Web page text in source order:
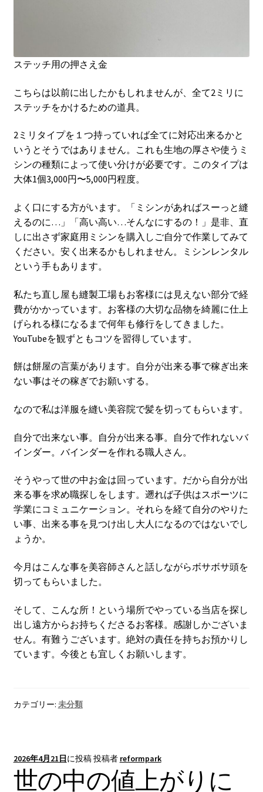
ステッチ用の押さえ金
こちらは以前に出したかもしれませんが、全て2ミリに
ステッチをかけるための道具。
2ミリタイプを１つ持っていれば全てに対応出来るかと
いうとそうではありません。これも生地の厚さや使うミ
シンの種類によって使い分けが必要です。このタイプは
大体1個3,000円〜5,000円程度。
よく口にする方がいます。「ミシンがあればスーっと縫
えるのに…」「高い高い…そんなにするの！」是非、直
しに出さず家庭用ミシンを購入しご自分で作業してみて
ください。安く出来るかもしれません。ミシンレンタル
という手もあります。
私たち直し屋も縫製工場もお客様には見えない部分で経
費がかかっています。お客様の大切な品物を綺麗に仕上
げられる様になるまで何年も修行をしてきました。
YouTubeを観ずともコツを習得しています。
餅は餅屋の言葉があります。自分が出来る事で稼ぎ出来
ない事はその稼ぎでお願いする。
なので私は洋服を縫い美容院で髪を切ってもらいます。
自分で出来ない事。自分が出来る事。自分で作れないバ
インダー。バインダーを作れる職人さん。
そうやって世の中お金は回っています。だから自分が出
来る事を求め職探しをします。遡れば子供はスポーツに
学業にコミュニケーション。それらを経て自分のやりた
い事、出来る事を見つけ出し大人になるのではないでし
ょうか。
今月はこんな事を美容師さんと話しながらボサボサ頭を
切ってもらいました。
そして、こんな所！という場所でやっている当店を探し
出し遠方からお持ちくださるお客様。感謝しかございま
せん。有難うございます。絶対の責任を持ちお預かりし
ています。今後とも宜しくお願いします。
カテゴリー: 未分類
2026年4月21日に投稿投稿者 reformpark
世の中の値上がりに